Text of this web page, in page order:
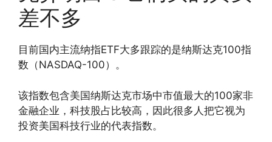
差不多
目前国内主流纳指ETF大多跟踪的是纳斯达克100指
数（NASDAQ-100）。
该指数包含美国纳斯达克市场中市值最大的100家非
金融企业，科技股占比较高，因此很多人把它视为
投资美国科技行业的代表指数。